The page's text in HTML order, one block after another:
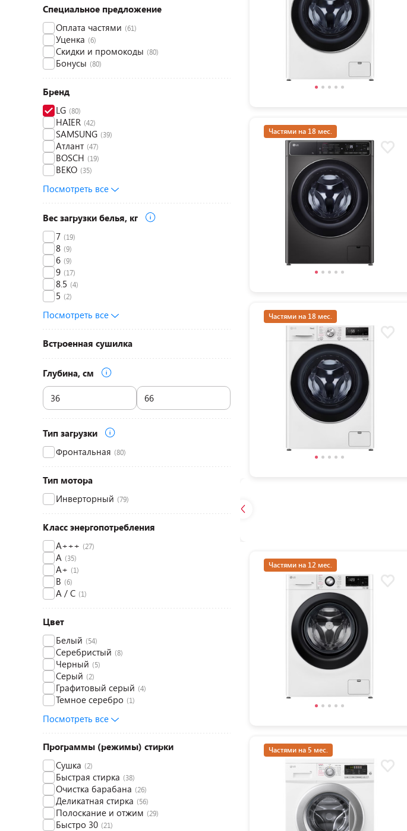
Специальное предложение
Оплата частями (61)
Уценка (6)
Скидки и промокоды (80)
Бонусы (80)
Бренд
LG (80)
HAIER (42)
SAMSUNG (39)
Атлант (47)
BOSCH (19)
BEKO (35)
Посмотреть все
Вес загрузки белья, кг
7 (19)
8 (9)
6 (9)
9 (17)
8.5 (4)
5 (2)
Посмотреть все
Встроенная сушилка
Глубина, см
Тип загрузки
Фронтальная (80)
Тип мотора
Инверторный (79)
Класс энергопотребления
A+++ (27)
A (35)
A+ (1)
B (6)
A / C (1)
Цвет
Белый (54)
Серебристый (8)
Черный (5)
Серый (2)
Графитовый серый (4)
Темное серебро (1)
Посмотреть все
Программы (режимы) стирки
Сушка (2)
Быстрая стирка (38)
Очистка барабана (26)
Деликатная стирка (56)
Полоскание и отжим (29)
Быстро 30 (21)
Частями на 18 мес.
Частями на 18 мес.
Частями на 12 мес.
Частями на 5 мес.